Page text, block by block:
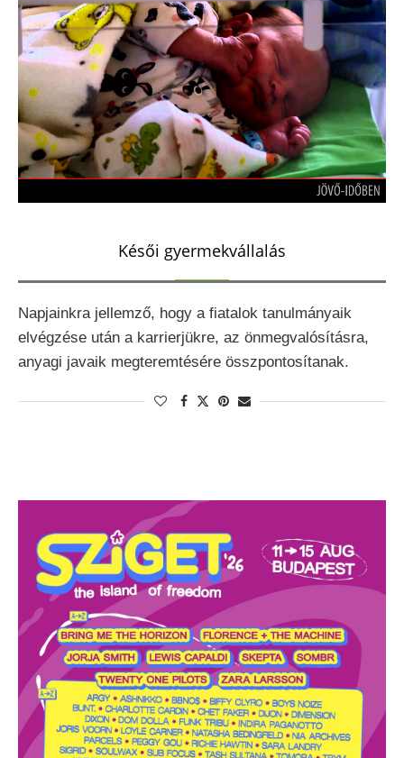
Késői gyermekvállalás
Napjainkra jellemző, hogy a fiatalok tanulmányaik
elvégzése után a karrierjükre, az önmegvalósításra,
anyagi javaik megteremtésére összpontosítanak.